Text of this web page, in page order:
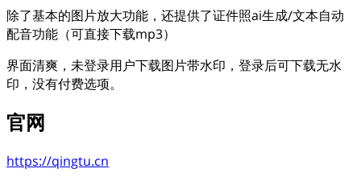
除了基本的图片放大功能，还提供了证件照ai生成/文本自动
配音功能（可直接下载mp3）
界面清爽，未登录用户下载图片带水印，登录后可下载无水
印，没有付费选项。
官网
https://qingtu.cn